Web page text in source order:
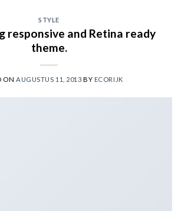
STYLE
responsive and Retina ready
theme.
ON AUGUSTUS 11, 2013 BY ECORIJK